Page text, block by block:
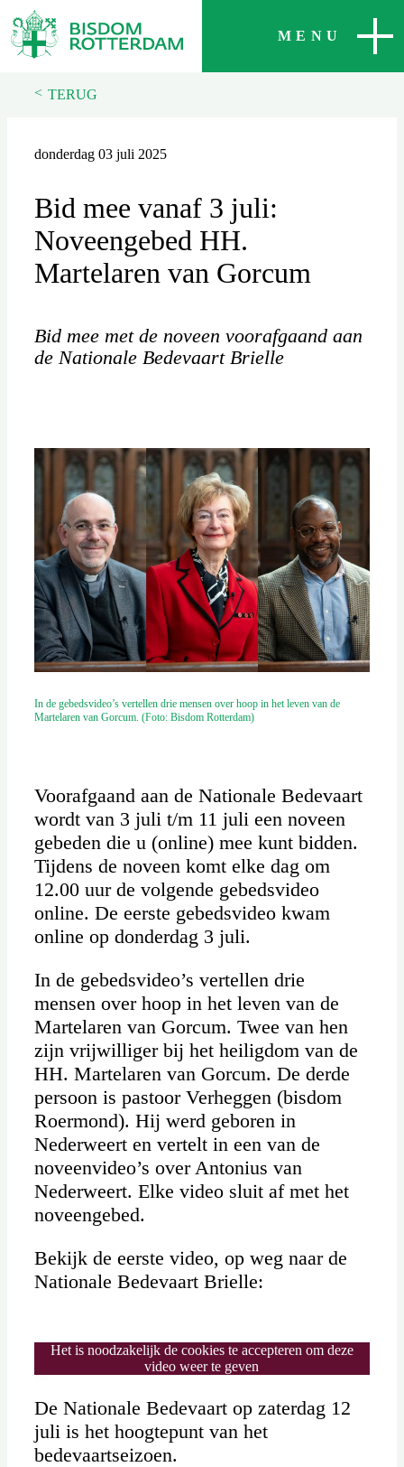
MENU
SLUITEN
< TERUG
donderdag 03 juli 2025
Bid mee vanaf 3 juli:
Noveengebed HH.
Martelaren van Gorcum
Bid mee met de noveen voorafgaand aan
de Nationale Bedevaart Brielle
In de gebedsvideo’s vertellen drie mensen over hoop in het leven van de
Martelaren van Gorcum. (Foto: Bisdom Rotterdam)
Voorafgaand aan de Nationale Bedevaart
wordt van 3 juli t/m 11 juli een noveen
gebeden die u (online) mee kunt bidden.
Tijdens de noveen komt elke dag om
12.00 uur de volgende gebedsvideo
online. De eerste gebedsvideo kwam
online op donderdag 3 juli.
In de gebedsvideo’s vertellen drie
mensen over hoop in het leven van de
Martelaren van Gorcum. Twee van hen
zijn vrijwilliger bij het heiligdom van de
HH. Martelaren van Gorcum. De derde
persoon is pastoor Verheggen (bisdom
Roermond). Hij werd geboren in
Nederweert en vertelt in een van de
noveenvideo’s over Antonius van
Nederweert. Elke video sluit af met het
noveengebed.
Bekijk de eerste video, op weg naar de
Nationale Bedevaart Brielle:
Het is noodzakelijk de cookies te accepteren om deze
video weer te geven
De Nationale Bedevaart op zaterdag 12
juli is het hoogtepunt van het
bedevaartseizoen.